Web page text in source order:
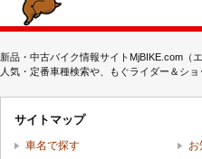
新品・中古バイク情報サイトMjBIKE.com（
人気・定番車種検索や、もぐライダー＆シ
サイトマップ
車名で探す
お